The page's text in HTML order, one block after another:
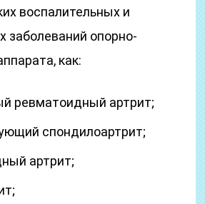
воспалительных и
заболеваний опорно-
как:
ревматоидный артрит;
спондилоартрит;
артрит;